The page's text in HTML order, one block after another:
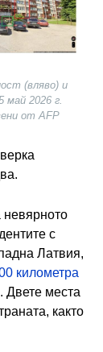
(вляво) и
май 2026 г.
от AFP
с
Латвия,
километра
Двете места
както